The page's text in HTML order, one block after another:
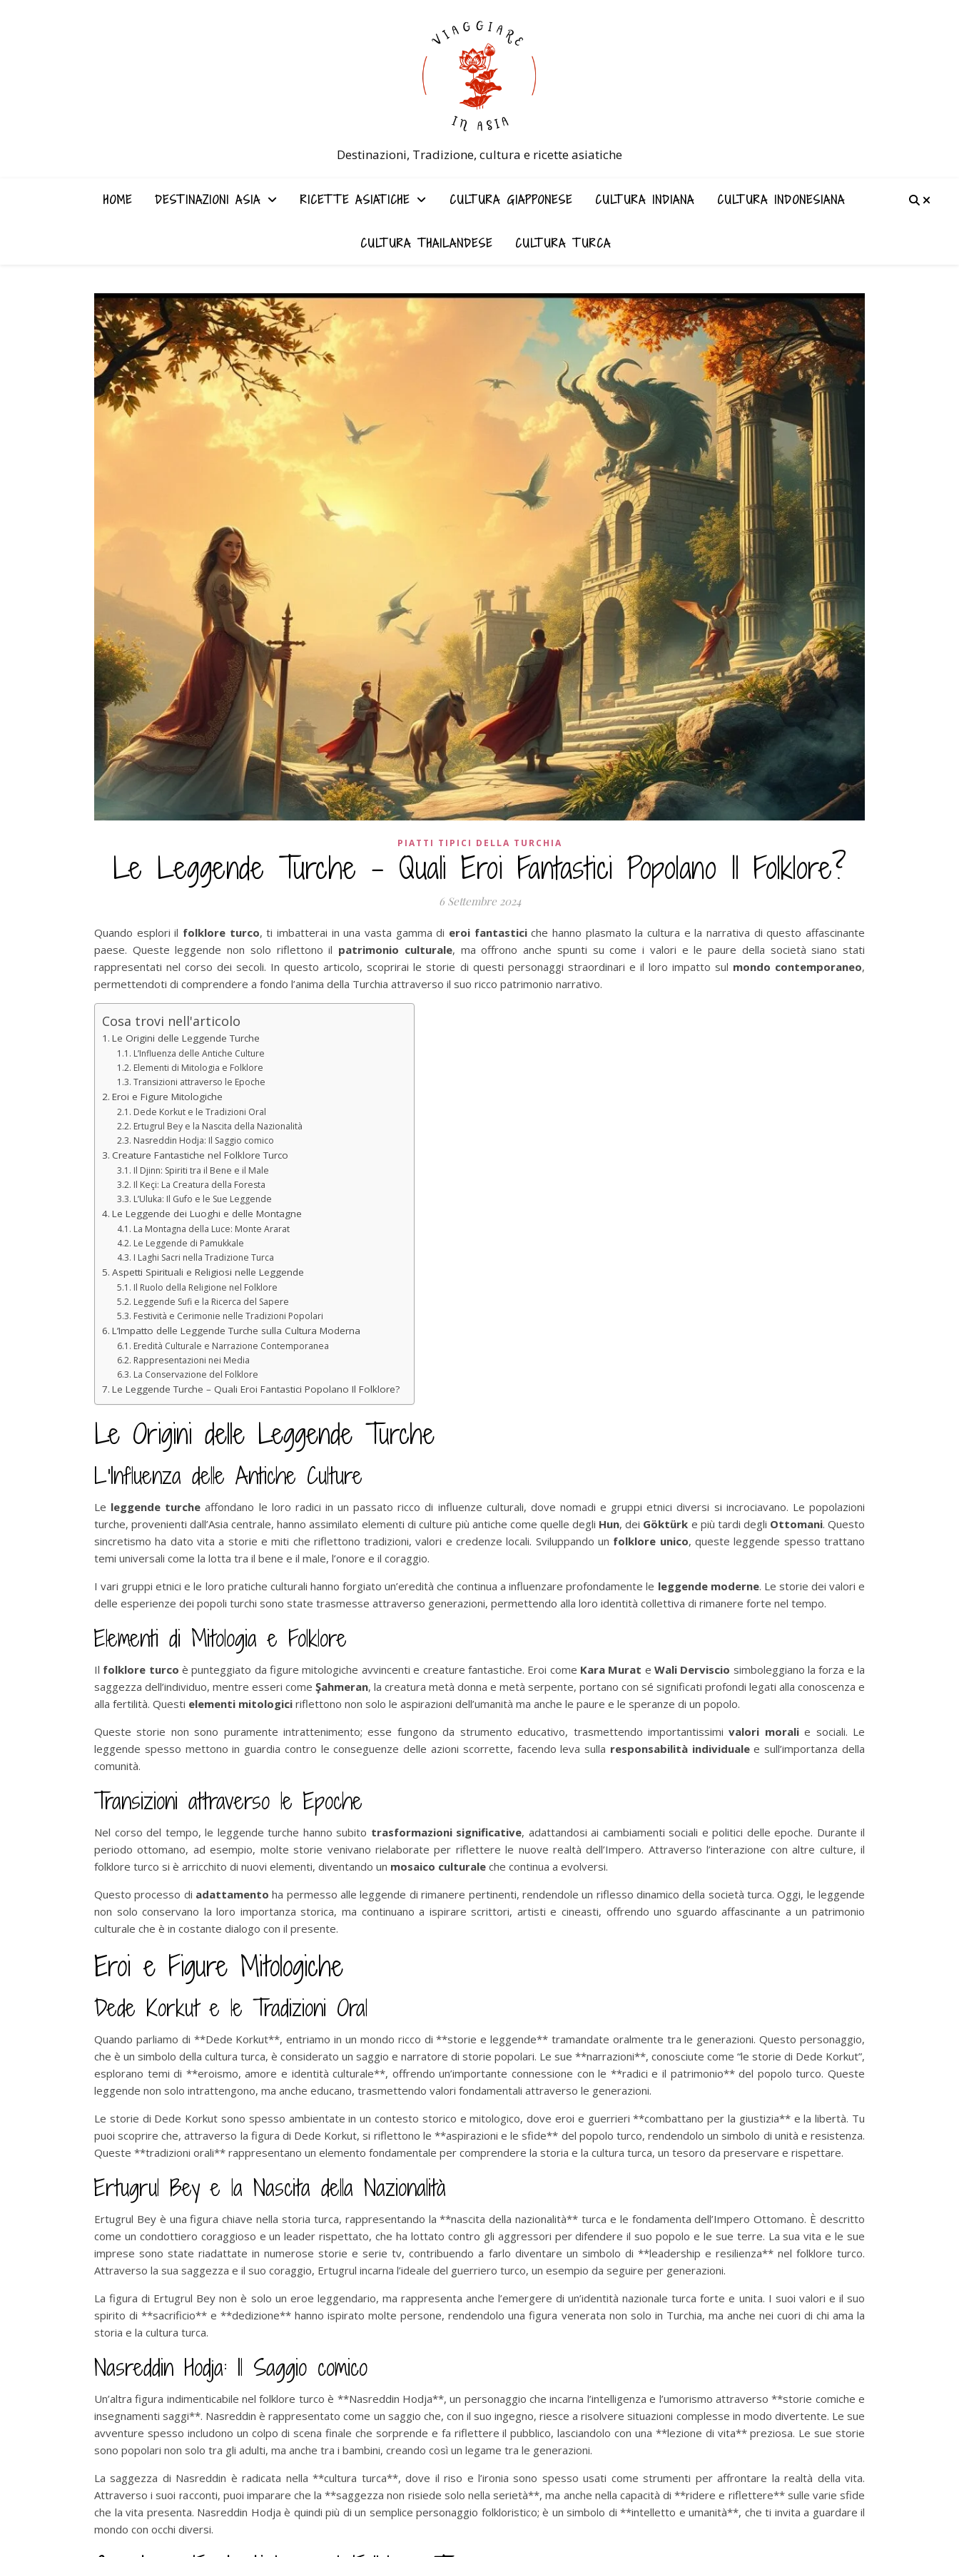
Destinazioni, Tradizione, cultura e ricette asiatiche
HOME DESTINAZIONI ASIA RICETTE ASIATICHE CULTURA GIAPPONESE CULTURA INDIANA CULTURA INDONESIANA
CULTURA THAILANDESE CULTURA TURCA
PIATTI TIPICI DELLA TURCHIA
Le Leggende Turche – Quali Eroi Fantastici Popolano Il Folklore?
6 Settembre 2024
Quando esplori il folklore turco, ti imbatterai in una vasta gamma di eroi fantasticiche hanno plasmato la cultura e la narrativa di questo affascinante
paese. Queste leggende non solo riflettono il patrimonio culturale, ma offrono anche spunti su come i valori e le paure della società siano stati
rappresentati nel corso dei secoli. In questo articolo, scoprirai le storie di questi personaggi straordinari e il loro impatto sul mondo contemporaneo,
permettendoti di comprendere a fondo l’anima della Turchia attraverso il suo ricco patrimonio narrativo.
Cosa trovi nell'articolo
Le Origini delle Leggende Turche
L’Influenza delle Antiche Culture
Elementi di Mitologia e Folklore
Transizioni attraverso le Epoche
Eroi e Figure Mitologiche
Dede Korkut e le Tradizioni Oral
Ertugrul Bey e la Nascita della Nazionalità
Nasreddin Hodja: Il Saggio comico
Creature Fantastiche nel Folklore Turco
Il Djinn: Spiriti tra il Bene e il Male
Il Keçi: La Creatura della Foresta
L’Uluka: Il Gufo e le Sue Leggende
Le Leggende dei Luoghi e delle Montagne
La Montagna della Luce: Monte Ararat
Le Leggende di Pamukkale
I Laghi Sacri nella Tradizione Turca
Aspetti Spirituali e Religiosi nelle Leggende
Il Ruolo della Religione nel Folklore
Leggende Sufi e la Ricerca del Sapere
Festività e Cerimonie nelle Tradizioni Popolari
L’Impatto delle Leggende Turche sulla Cultura Moderna
Eredità Culturale e Narrazione Contemporanea
Rappresentazioni nei Media
La Conservazione del Folklore
Le Leggende Turche – Quali Eroi Fantastici Popolano Il Folklore?
Le Origini delle Leggende Turche
L’Influenza delle Antiche Culture
Le leggende turche affondano le loro radici in un passato ricco di influenze culturali, dove nomadi e gruppi etnici diversi si incrociavano. Le popolazioni
turche, provenienti dall’Asia centrale, hanno assimilato elementi di culture più antiche come quelle degli Hun, dei Göktürk e più tardi degli Ottomani. Questo
sincretismo ha dato vita a storie e miti che riflettono tradizioni, valori e credenze locali. Sviluppando un folklore unico, queste leggende spesso trattano
temi universali come la lotta tra il bene e il male, l’onore e il coraggio.
I vari gruppi etnici e le loro pratiche culturali hanno forgiato un’eredità che continua a influenzare profondamente le leggende moderne. Le storie dei valori e
delle esperienze dei popoli turchi sono state trasmesse attraverso generazioni, permettendo alla loro identità collettiva di rimanere forte nel tempo.
Elementi di Mitologia e Folklore
Il folklore turco è punteggiato da figure mitologiche avvincenti e creature fantastiche. Eroi come Kara Murat e Wali Derviscio simboleggiano la forza e la
saggezza dell’individuo, mentre esseri come Şahmeran, la creatura metà donna e metà serpente, portano con sé significati profondi legati alla conoscenza e
alla fertilità. Questi elementi mitologici riflettono non solo le aspirazioni dell’umanità ma anche le paure e le speranze di un popolo.
Queste storie non sono puramente intrattenimento; esse fungono da strumento educativo, trasmettendo importantissimivalori moralie sociali. Le
leggende spesso mettono in guardia contro le conseguenze delle azioni scorrette, facendo leva sulla responsabilità individualee sull’importanza della
comunità.
Transizioni attraverso le Epoche
Nel corso del tempo, le leggende turche hanno subito trasformazioni significative, adattandosi ai cambiamenti sociali e politici delle epoche. Durante il
periodo ottomano, ad esempio, molte storie venivano rielaborate per riflettere le nuove realtà dell’Impero. Attraverso l’interazione con altre culture, il
folklore turco si è arricchito di nuovi elementi, diventando un mosaico culturale che continua a evolversi.
Questo processo di adattamento ha permesso alle leggende di rimanere pertinenti, rendendole un riflesso dinamico della società turca. Oggi, le leggende
non solo conservano la loro importanza storica, ma continuano a ispirare scrittori, artisti e cineasti, offrendo uno sguardo affascinante a un patrimonio
culturale che è in costante dialogo con il presente.
Eroi e Figure Mitologiche
Dede Korkut e le Tradizioni Oral
Quando parliamo di **Dede Korkut**, entriamo in un mondo ricco di **storie e leggende** tramandate oralmente tra le generazioni. Questo personaggio,
che è un simbolo della cultura turca, è considerato un saggio e narratore di storie popolari. Le sue **narrazioni**, conosciute come “le storie di Dede Korkut”,
esplorano temi di **eroismo, amore e identità culturale**, offrendo un’importante connessione con le **radici e il patrimonio** del popolo turco. Queste
leggende non solo intrattengono, ma anche educano, trasmettendo valori fondamentali attraverso le generazioni.
Le storie di Dede Korkut sono spesso ambientate in un contesto storico e mitologico, dove eroi e guerrieri **combattano per la giustizia** e la libertà. Tu
puoi scoprire che, attraverso la figura di Dede Korkut, si riflettono le **aspirazioni e le sfide** del popolo turco, rendendolo un simbolo di unità e resistenza.
Queste **tradizioni orali** rappresentano un elemento fondamentale per comprendere la storia e la cultura turca, un tesoro da preservare e rispettare.
Ertugrul Bey e la Nascita della Nazionalità
Ertugrul Bey è una figura chiave nella storia turca, rappresentando la **nascita della nazionalità** turca e le fondamenta dell’Impero Ottomano. È descritto
come un condottiero coraggioso e un leader rispettato, che ha lottato contro gli aggressori per difendere il suo popolo e le sue terre. La sua vita e le sue
imprese sono state riadattate in numerose storie e serie tv, contribuendo a farlo diventare un simbolo di **leadership e resilienza** nel folklore turco.
Attraverso la sua saggezza e il suo coraggio, Ertugrul incarna l’ideale del guerriero turco, un esempio da seguire per generazioni.
La figura di Ertugrul Bey non è solo un eroe leggendario, ma rappresenta anche l’emergere di un’identità nazionale turca forte e unita. I suoi valori e il suo
spirito di **sacrificio** e **dedizione** hanno ispirato molte persone, rendendolo una figura venerata non solo in Turchia, ma anche nei cuori di chi ama la
storia e la cultura turca.
Nasreddin Hodja: Il Saggio comico
Un’altra figura indimenticabile nel folklore turco è **Nasreddin Hodja**, un personaggio che incarna l’intelligenza e l’umorismo attraverso **storie comiche e
insegnamenti saggi**. Nasreddin è rappresentato come un saggio che, con il suo ingegno, riesce a risolvere situazioni complesse in modo divertente. Le sue
avventure spesso includono un colpo di scena finale che sorprende e fa riflettere il pubblico, lasciandolo con una **lezione di vita** preziosa. Le sue storie
sono popolari non solo tra gli adulti, ma anche tra i bambini, creando così un legame tra le generazioni.
La saggezza di Nasreddin è radicata nella **cultura turca**, dove il riso e l’ironia sono spesso usati come strumenti per affrontare la realtà della vita.
Attraverso i suoi racconti, puoi imparare che la **saggezza non risiede solo nella serietà**, ma anche nella capacità di **ridere e riflettere** sulle varie sfide
che la vita presenta. Nasreddin Hodja è quindi più di un semplice personaggio folkloristico; è un simbolo di **intelletto e umanità**, che ti invita a guardare il
mondo con occhi diversi.